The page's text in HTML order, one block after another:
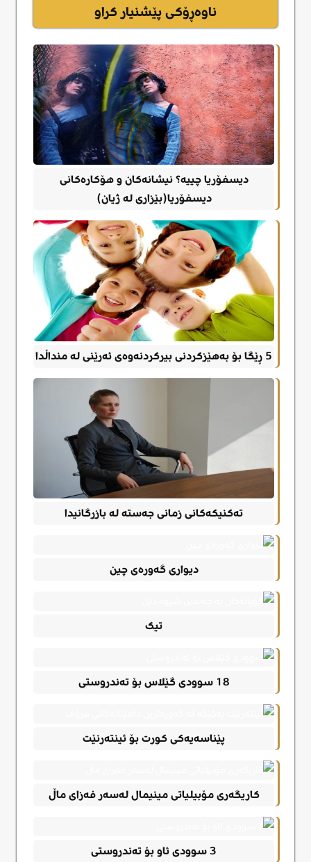
ناوەڕۆکی پێشنیار کراو
دیسفۆریا چییە؟ نیشانەکان و هۆکارەکانی
دیسفۆریا(بێزاری لە ژیان)
5 ڕێگا بۆ بەهێزکردنی بیرکردنەوەی ئەرێنی لە منداڵدا
تەکنیکەکانی زمانی جەستە لە بازرگانیدا
دیواری گەورەی چین
تیک
18 سوودی گێلاس بۆ تەندروستی
پێناسەیەکی کورت بۆ ئینتەرنێت
کاریگەری مۆبیلیاتی مینیمال لەسەر فەزای ماڵ
3 سوودی ئاو بۆ تەندروستی